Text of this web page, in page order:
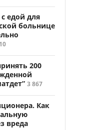
едой для
больнице
200
3 867
Как
вреда